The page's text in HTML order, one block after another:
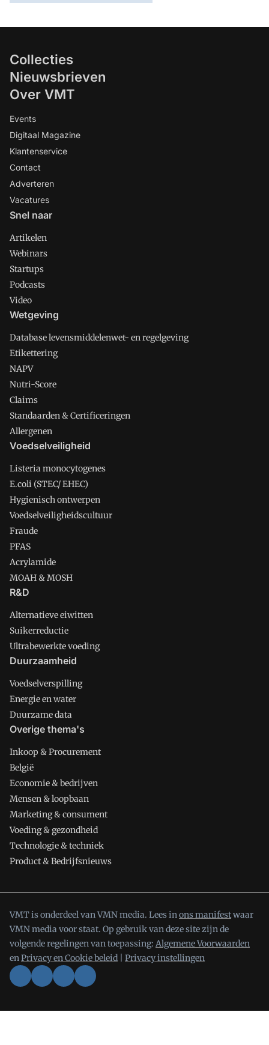
Collecties
Nieuwsbrieven
Over VMT
Events
Digitaal Magazine
Klantenservice
Contact
Adverteren
Vacatures
Snel naar
Artikelen
Webinars
Startups
Podcasts
Video
Wetgeving
Database levensmiddelenwet- en regelgeving
Etikettering
NAPV
Nutri-Score
Claims
Standaarden & Certificeringen
Allergenen
Voedselveiligheid
Listeria monocytogenes
E.coli (STEC/ EHEC)
Hygienisch ontwerpen
Voedselveiligheidscultuur
Fraude
PFAS
Acrylamide
MOAH & MOSH
R&D
Alternatieve eiwitten
Suikerreductie
Ultrabewerkte voeding
Duurzaamheid
Voedselverspilling
Energie en water
Duurzame data
Overige thema's
Inkoop & Procurement
België
Economie & bedrijven
Mensen & loopbaan
Marketing & consument
Voeding & gezondheid
Technologie & techniek
Product & Bedrijfsnieuws
VMT is onderdeel van VMN media. Lees inons manifestwaar
VMN media voor staat. Op gebruik van deze site zijn de
volgende regelingen van toepassing: Algemene Voorwaarden
enPrivacy en Cookie beleid Privacy instellingen